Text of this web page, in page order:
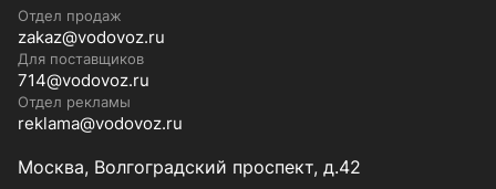
Отдел продаж
zakaz@vodovoz.ru
Для поставщиков
714@vodovoz.ru
Отдел рекламы
reklama@vodovoz.ru
Москва, Волгоградский проспект, д.42